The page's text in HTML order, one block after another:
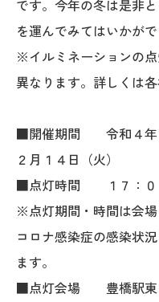
です。今年の冬は是非
を運んでみてはいかが
※イルミネーションの
異なります。詳しくは
■開催期間 令和４年
２月１４日（火）
■点灯時間 １７：０
※点灯期間・時間は会
コロナ感染症の感染状
ます。
■点灯会場 豊橋駅東